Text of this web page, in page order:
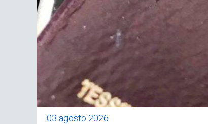
03 agosto 2026